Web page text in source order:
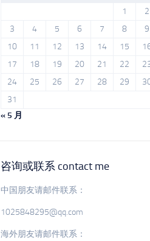
1
2
3
4 5 6 7 8
9
10
11 12 13 14 15
17
18 19 20 21 22
24
25 26 27 28 29
31
« 5 月
咨询或联系 contact me
中国朋友请邮件联系：
1025848295@qq.com
海外朋友请邮件联系：